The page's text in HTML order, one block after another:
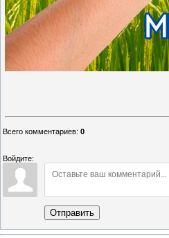
Всего комментариев: 0
Войдите:
Отправить